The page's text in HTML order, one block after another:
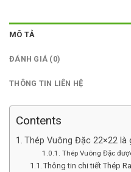
MÔ TẢ
ĐÁNH GIÁ (0)
THÔNG TIN LIÊN HỆ
Contents
Thép Vuông Đặc 22×22 là
Thép Vuông Đặc
Thông tin chi tiết Thép